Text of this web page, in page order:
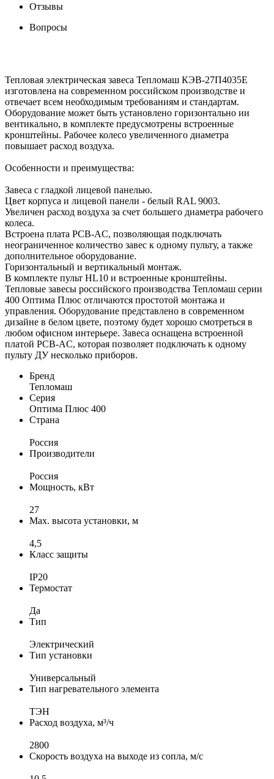
Отзывы
Вопросы
Тепловая электрическая завеса Тепломаш КЭВ-27П4035Е
изготовлена на современном российском производстве и
отвечает всем необходимым требованиям и стандартам.
Оборудование может быть установлено горизонтально ии
вентикально, в комплекте предусмотрены встроенные
кронштейны. Рабочее колесо увеличенного диаметра
повышает расход воздуха.
Особенности и преимущества:
Завеса с гладкой лицевой панелью.
Цвет корпуса и лицевой панели - белый RAL 9003.
Увеличен расход воздуха за счет большего диаметра рабочего
колеса.
Встроена плата PCB-AC, позволяющая подключать
неограниченное количество завес к одному пульту, а также
дополнительное оборудование.
Горизонтальный и вертикальный монтаж.
В комплекте пульт HL10 и встроенные кронштейны.
Тепловые завесы российского производства Тепломаш серии
400 Оптима Плюс отличаются простотой монтажа и
управления. Оборудование представлено в современном
дизайне в белом цвете, поэтому будет хорошо смотреться в
любом офисном интерьере. Завеса оснащена встроенной
платой PCB-AC, которая позволяет подключать к одному
пульту ДУ несколько приборов.
Бренд
Тепломаш
Серия
Оптима Плюс 400
Страна
Россия
Производители
Россия
Мощность, кВт
27
Max. высота установки, м
4,5
Класс защиты
IP20
Термостат
Да
Тип
Электрический
Тип установки
Универсальный
Тип нагревательного элемента
ТЭН
Расход воздуха, м³/ч
2800
Скорость воздуха на выходе из сопла, м/с